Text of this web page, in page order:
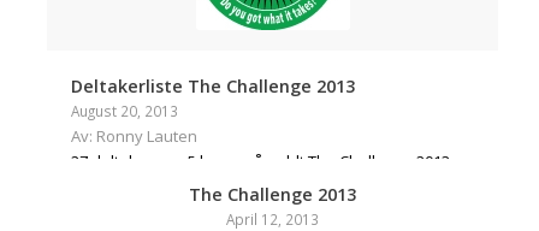
Deltakerliste The Challenge 2013
August 20, 2013
Av: Ronny Lauten
27 deltakere og 5 lag er påmeldt The Challenge 2013
The Challenge 2013
April 12, 2013